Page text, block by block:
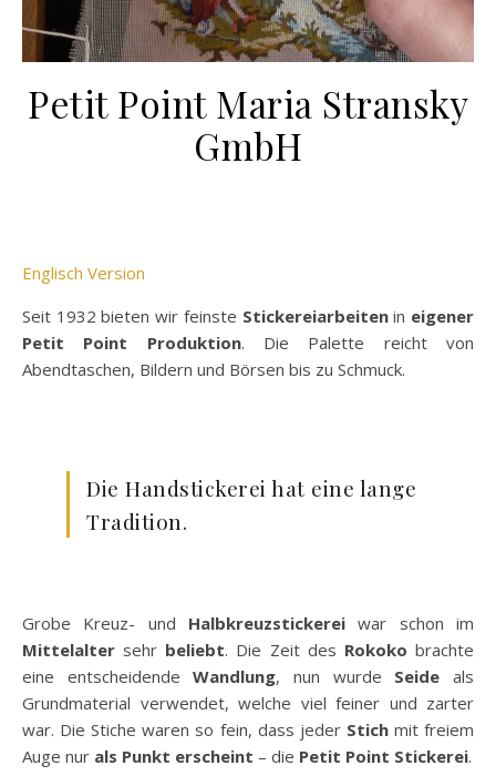
Petit Point Maria Stransky
GmbH
Englisch Version
Seit 1932 bieten wir feinste Stickereiarbeitenin eigener
Petit Point Produktion. Die Palette reicht von
Abendtaschen, Bildern und Börsen bis zu Schmuck.
Die Handstickerei hat eine lange
Tradition.
Grobe Kreuz- und Halbkreuzstickerei war schon im
Mittelalter sehr beliebt. Die Zeit des Rokoko brachte
eine entscheidendeWandlung, nun wurde Seide als
Grundmaterial verwendet, welche viel feiner und zarter
war. Die Stiche waren so fein, dass jeder Stichmit freiem
Auge nur als Punkt erscheint – die Petit Point Stickerei.